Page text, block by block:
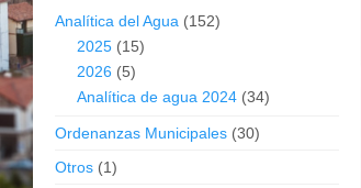
Analítica del Agua (152)
2025 (15)
2026 (5)
Analítica de agua 2024 (34)
Ordenanzas Municipales (30)
Otros (1)